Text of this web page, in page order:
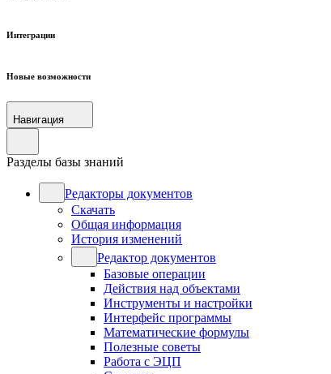
Интеграции
Новые возможности
Навигация
Разделы базы знаний
Редакторы документов
Скачать
Общая информация
История изменений
Редактор документов
Базовые операции
Действия над объектами
Инструменты и настройки
Интерфейс программы
Математические формулы
Полезные советы
Работа с ЭЦП